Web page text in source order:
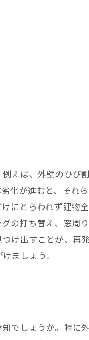
工実績はこちら
えば、外壁のひび
化が進むと、それ
にとらわれず建物
の打ち替え、窓周り
け出すことが、再
ましょう。
でしょうか。特に